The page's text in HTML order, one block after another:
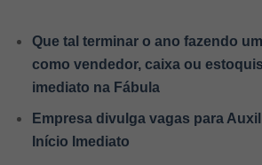
Que tal terminar o ano fazendo
como vendedor, caixa ou
imediato na Fábula
Empresa divulga vagas para
Início Imediato